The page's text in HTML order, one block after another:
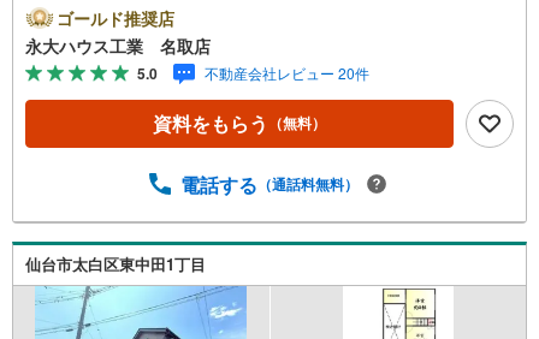
の多数店舗で展開中！こちらでは当社の強みを大きく2つに
分けてご紹介！1.＜豊富な不動産知識＞戸建・マンショ
ン・土地…と種別を問わず不動産を取り扱っております。
さらに教育施設や商業施設、子育て環境や行政などの地域
情報を総合し、お客様により良い物件選びをしていただけ
るよう、しっかりとサポートさせていただきます。2.＜経
し】【リフォーム】など住宅に関する様々なご相談はもち
も、誠心誠意ご説明させていただきます。各店舗ではキッ
ズスペースも完備！お子様連れのご家族皆様で、ぜひお越
しください。営業時間:10:00～18:00（定休日:火・水曜日
※店舗により変動あり）現地のご案内も可能ですので、どう
ぞお気軽にお問い合わせください！
ゴールド推奨店
永大ハウス工業 名取店
5.0 不動産会社レビュー 20件
資料をもらう （無料）
電話する （通話料無料）
仙台市太白区東中田1丁目